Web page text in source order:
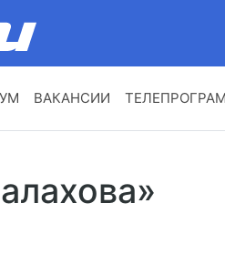
ВАКАНСИИ